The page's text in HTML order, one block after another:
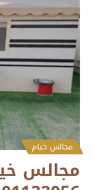
مجالس خيام
مجالس